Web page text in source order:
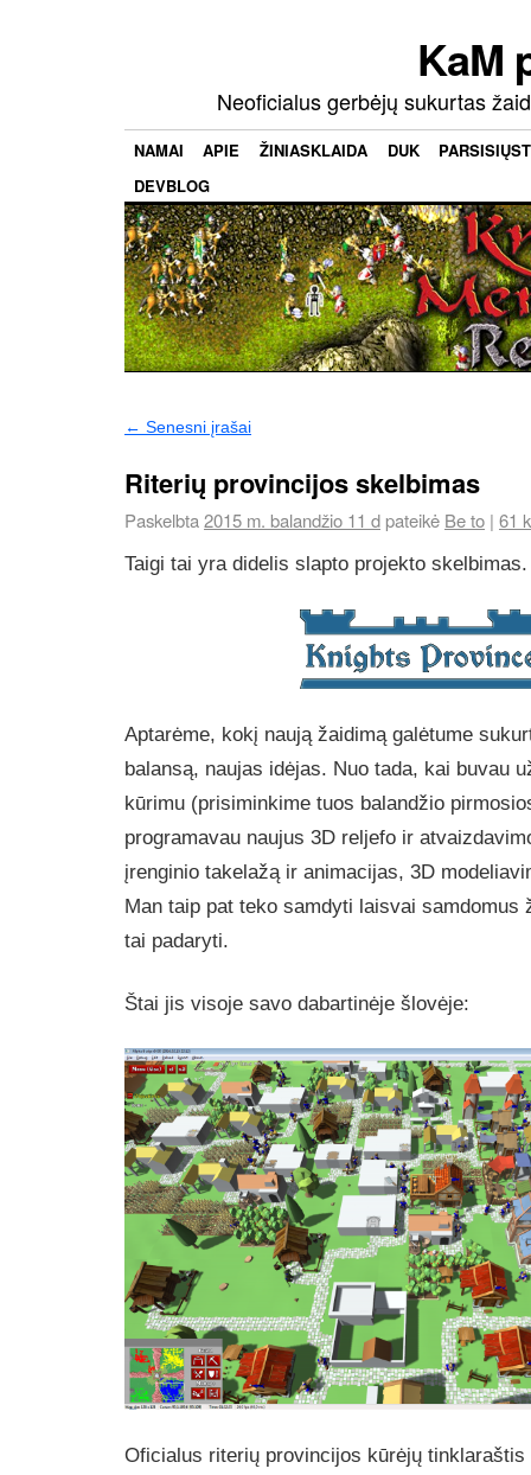
KaM
Neoficialus gerbėjų sukurtas
NAMAI APIE ŽINIASKLAIDA DUK
DEVBLOG
← Senesni įrašai
Riterių provincijos skelbimas
Paskelbta2015 m. balandžio 11 d pateikė Be to | 61
Taigi tai yra didelis slapto projekto skelbimas.
Aptarėme, kokį naują žaidimą galėtume
balansą, naujas idėjas. Nuo tada, kai buvau
kūrimu (prisiminkime tuos balandžio
programavau naujus 3D reljefo ir
įrenginio takelažą ir animacijas, 3D
Man taip pat teko samdyti laisvai samdomus
tai padaryti.
Štai jis visoje savo dabartinėje šlovėje:
Oficialus riterių provincijos kūrėjų tinklaraštis